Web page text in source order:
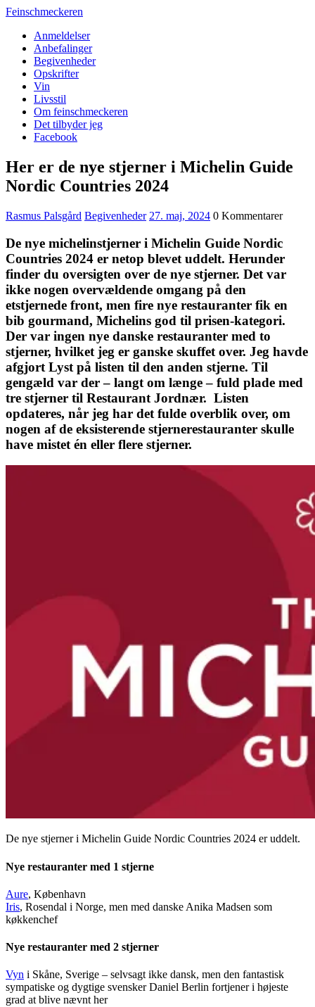
Feinschmeckeren
Anmeldelser
Anbefalinger
Begivenheder
Opskrifter
Vin
Livsstil
Om feinschmeckeren
Det tilbyder jeg
Facebook
Her er de nye stjerner i Michelin Guide
Nordic Countries 2024
Rasmus Palsgård Begivenheder 27. maj, 2024 0 Kommentarer
De nye michelinstjerner i Michelin Guide Nordic
Countries 2024 er netop blevet uddelt. Herunder
finder du oversigten over de nye stjerner. Det var
ikke nogen overvældende omgang på den
etstjernede front, men fire nye restauranter fik en
bib gourmand, Michelins god til prisen-kategori.
Der var ingen nye danske restauranter med to
stjerner, hvilket jeg er ganske skuffet over. Jeg havde
afgjort Lyst på listen til den anden stjerne. Til
gengæld var der – langt om længe – fuld plade med
tre stjerner til Restaurant Jordnær. Listen
opdateres, når jeg har det fulde overblik over, om
nogen af de eksisterende stjernerestauranter skulle
have mistet én eller flere stjerner.
De nye stjerner i Michelin Guide Nordic Countries 2024 er uddelt.
Nye restauranter med 1 stjerne
Aure, København
Iris, Rosendal i Norge, men med danske Anika Madsen som
køkkenchef
Nye restauranter med 2 stjerner
Vyn i Skåne, Sverige – selvsagt ikke dansk, men den fantastisk
sympatiske og dygtige svensker Daniel Berlin fortjener i højeste
grad at blive nævnt her